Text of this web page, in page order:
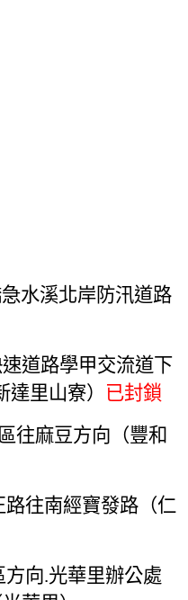
水溪北岸防汛道路
道路學甲交流道下
里山寮） 已封鎖
往麻豆方向（豐和
往南經寶發路（仁
向.光華里辦公處